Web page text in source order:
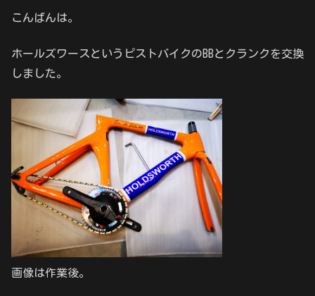
こんばんは。
ホールズワースというピストバイクのBBとクランクを交換
しました。
画像は作業後。